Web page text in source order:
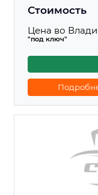
Стоимость
Цена во
"под ключ"